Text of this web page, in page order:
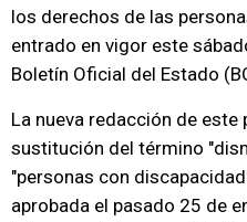
los derechos de las
entrado en vigor este
Boletín Oficial del Estado
La nueva redacción de
sustitución del término
"personas con
aprobada el pasado 25 de